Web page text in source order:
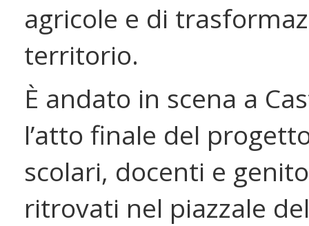
agricole e di
territorio.
È andato in scena a
l’atto finale del
scolari, docenti e
ritrovati nel piazzale